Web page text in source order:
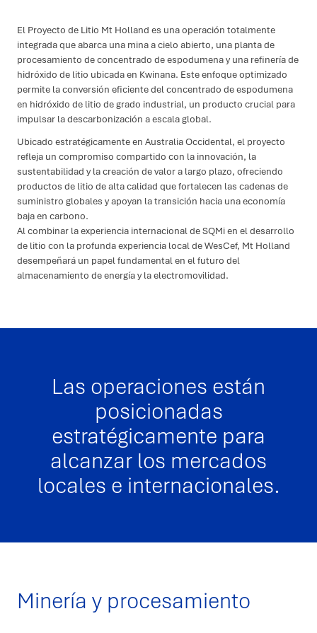
El Proyecto de Litio Mt Holland es una operación totalmente
integrada que abarca una mina a cielo abierto, una planta de
procesamiento de concentrado de espodumena y una refinería de
hidróxido de litio ubicada en Kwinana. Este enfoque optimizado
permite la conversión eficiente del concentrado de espodumena
en hidróxido de litio de grado industrial, un producto crucial para
impulsar la descarbonización a escala global.
Ubicado estratégicamente en Australia Occidental, el proyecto
refleja un compromiso compartido con la innovación, la
sustentabilidad y la creación de valor a largo plazo, ofreciendo
productos de litio de alta calidad que fortalecen las cadenas de
suministro globales y apoyan la transición hacia una economía
baja en carbono.
Al combinar la experiencia internacional de SQMi en el desarrollo
de litio con la profunda experiencia local de WesCef, Mt Holland
desempeñará un papel fundamental en el futuro del
almacenamiento de energía y la electromovilidad.
Las operaciones están
posicionadas
estratégicamente para
alcanzar los mercados
locales e internacionales.
Minería y procesamiento